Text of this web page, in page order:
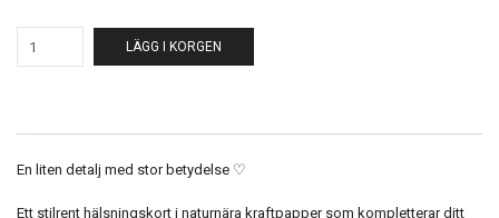
LÄGG I KORGEN
En liten detalj med stor betydelse ♡
Ett stilrent hälsningskort i naturnära kraftpapper som kompletterar ditt